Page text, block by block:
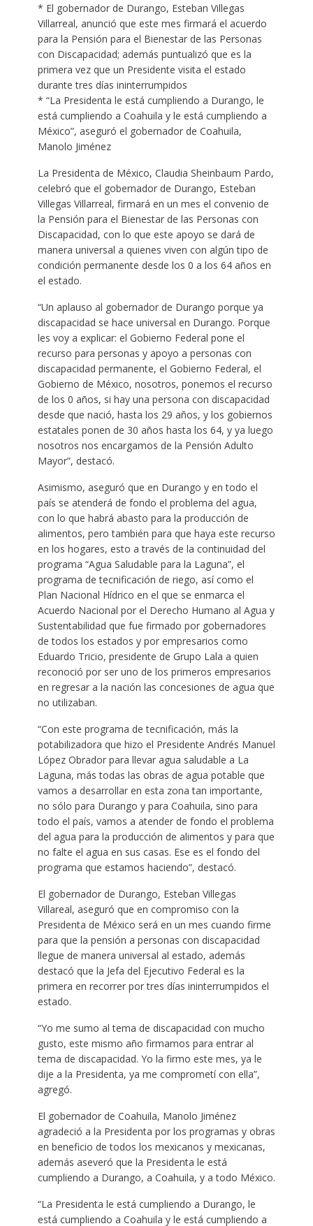
* El gobernador de Durango, Esteban Villegas
Villarreal, anunció que este mes firmará el acuerdo
para la Pensión para el Bienestar de las Personas
con Discapacidad; además puntualizó que es la
primera vez que un Presidente visita el estado
durante tres días ininterrumpidos
* “La Presidenta le está cumpliendo a Durango, le
está cumpliendo a Coahuila y le está cumpliendo a
México”, aseguró el gobernador de Coahuila,
Manolo Jiménez
La Presidenta de México, Claudia Sheinbaum Pardo,
celebró que el gobernador de Durango, Esteban
Villegas Villarreal, firmará en un mes el convenio de
la Pensión para el Bienestar de las Personas con
Discapacidad, con lo que este apoyo se dará de
manera universal a quienes viven con algún tipo de
condición permanente desde los 0 a los 64 años en
el estado.
“Un aplauso al gobernador de Durango porque ya
discapacidad se hace universal en Durango. Porque
les voy a explicar: el Gobierno Federal pone el
recurso para personas y apoyo a personas con
discapacidad permanente, el Gobierno Federal, el
Gobierno de México, nosotros, ponemos el recurso
de los 0 años, si hay una persona con discapacidad
desde que nació, hasta los 29 años, y los gobiernos
estatales ponen de 30 años hasta los 64, y ya luego
nosotros nos encargamos de la Pensión Adulto
Mayor”, destacó.
Asimismo, aseguró que en Durango y en todo el
país se atenderá de fondo el problema del agua,
con lo que habrá abasto para la producción de
alimentos, pero también para que haya este recurso
en los hogares, esto a través de la continuidad del
programa “Agua Saludable para la Laguna”, el
programa de tecnificación de riego, así como el
Plan Nacional Hídrico en el que se enmarca el
Acuerdo Nacional por el Derecho Humano al Agua y
Sustentabilidad que fue firmado por gobernadores
de todos los estados y por empresarios como
Eduardo Tricio, presidente de Grupo Lala a quien
reconoció por ser uno de los primeros empresarios
en regresar a la nación las concesiones de agua que
no utilizaban.
“Con este programa de tecnificación, más la
potabilizadora que hizo el Presidente Andrés Manuel
López Obrador para llevar agua saludable a La
Laguna, más todas las obras de agua potable que
vamos a desarrollar en esta zona tan importante,
no sólo para Durango y para Coahuila, sino para
todo el país, vamos a atender de fondo el problema
del agua para la producción de alimentos y para que
no falte el agua en sus casas. Ese es el fondo del
programa que estamos haciendo”, destacó.
El gobernador de Durango, Esteban Villegas
Villareal, aseguró que en compromiso con la
Presidenta de México será en un mes cuando firme
para que la pensión a personas con discapacidad
llegue de manera universal al estado, además
destacó que la Jefa del Ejecutivo Federal es la
primera en recorrer por tres días ininterrumpidos el
estado.
“Yo me sumo al tema de discapacidad con mucho
gusto, este mismo año firmamos para entrar al
tema de discapacidad. Yo la firmo este mes, ya le
dije a la Presidenta, ya me comprometí con ella”,
agregó.
El gobernador de Coahuila, Manolo Jiménez
agradeció a la Presidenta por los programas y obras
en beneficio de todos los mexicanos y mexicanas,
además aseveró que la Presidenta le está
cumpliendo a Durango, a Coahuila, y a todo México.
“La Presidenta le está cumpliendo a Durango, le
está cumpliendo a Coahuila y le está cumpliendo a